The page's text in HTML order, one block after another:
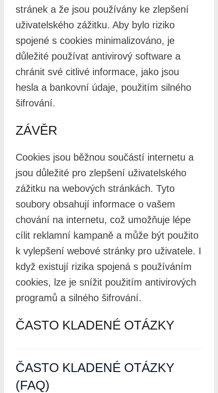
stránek a že jsou používány ke zlepšení
uživatelského zážitku. Aby bylo riziko
spojené s cookies minimalizováno, je
důležité používat antivirový software a
chránit své citlivé informace, jako jsou
hesla a bankovní údaje, použitím silného
šifrování.
ZÁVĚR
Cookies jsou běžnou součástí internetu a
jsou důležité pro zlepšení uživatelského
zážitku na webových stránkách. Tyto
soubory obsahují informace o vašem
chování na internetu, což umožňuje lépe
cílit reklamní kampaně a může být použito
k vylepšení webové stránky pro uživatele. I
když existují rizika spojená s používáním
cookies, lze je snížit použitím antivirových
programů a silného šifrování.
ČASTO KLADENÉ OTÁZKY
ČASTO KLADENÉ OTÁZKY
(FAQ)